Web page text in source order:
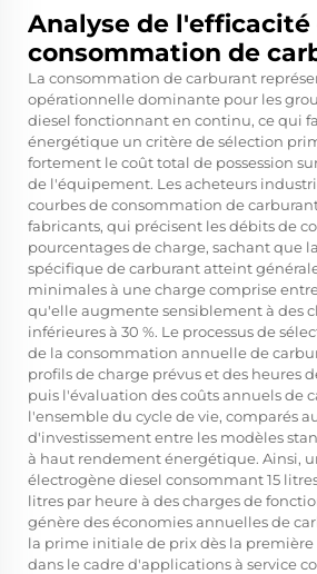
Analyse de l'efficacité
consommation de
La consommation de carburant
opérationnelle dominante pour les
diesel fonctionnant en continu, ce qui
énergétique un critère de sélection
fortement le coût total de possession
de l'équipement. Les acheteurs
courbes de consommation de
fabricants, qui précisent les débits de
pourcentages de charge, sachant que
spécifique de carburant atteint
minimales à une charge comprise
qu'elle augmente sensiblement à des
inférieures à 30 %. Le processus de
de la consommation annuelle de
profils de charge prévus et des heures
puis l'évaluation des coûts annuels de
l'ensemble du cycle de vie, comparés
d'investissement entre les modèles
à haut rendement énergétique. Ainsi,
électrogène diesel consommant 15
litres par heure à des charges de
génère des économies annuelles de
la prime initiale de prix dès la
dans le cadre d'applications à service